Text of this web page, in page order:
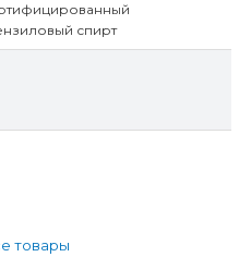
спирт
товары